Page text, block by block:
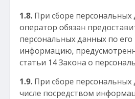
1.8. При сборе персональных
оператор обязан
персональных данных по его
информацию,
статьи 14 Закона о
1.9. При сборе
числе посредством